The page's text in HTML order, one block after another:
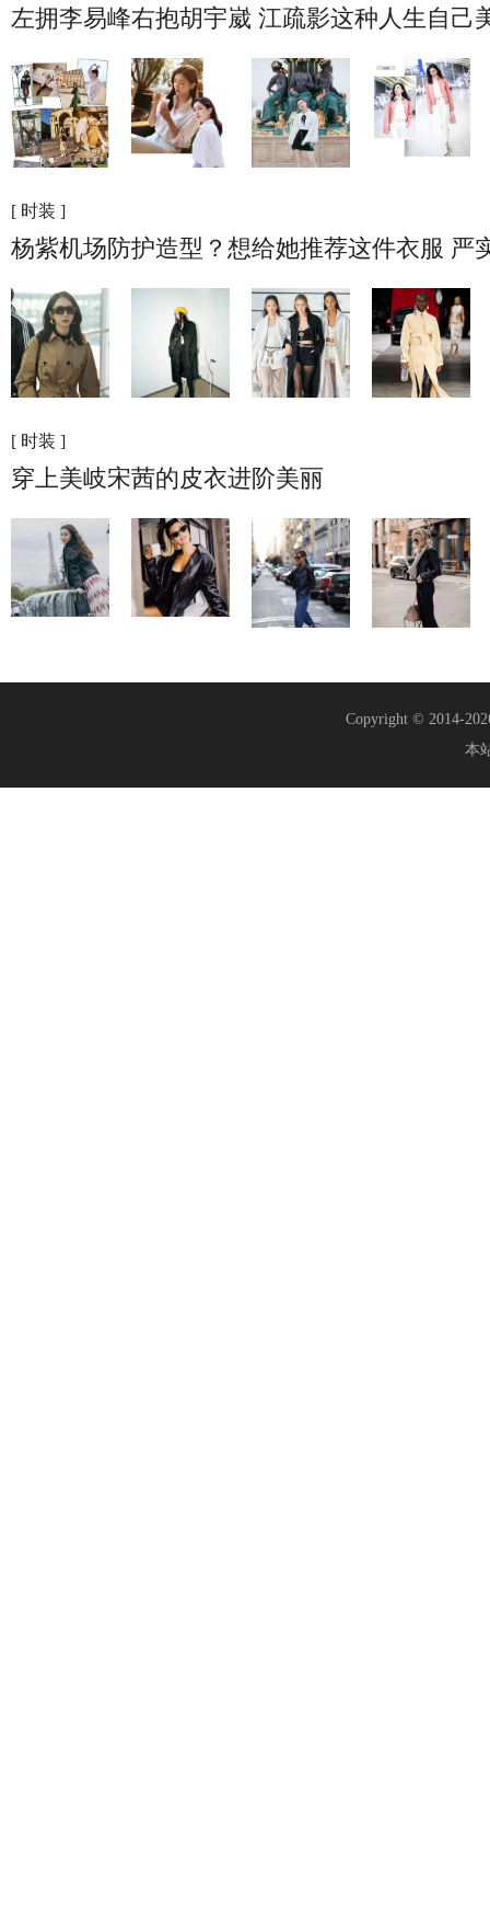
左拥李易峰右抱胡宇崴 江疏影这种人生自己
[ 时装 ]
杨紫机场防护造型？想给她推荐这件衣服 严
[ 时装 ]
穿上美岐宋茜的皮衣进阶美丽
Copyright © 2014-
本